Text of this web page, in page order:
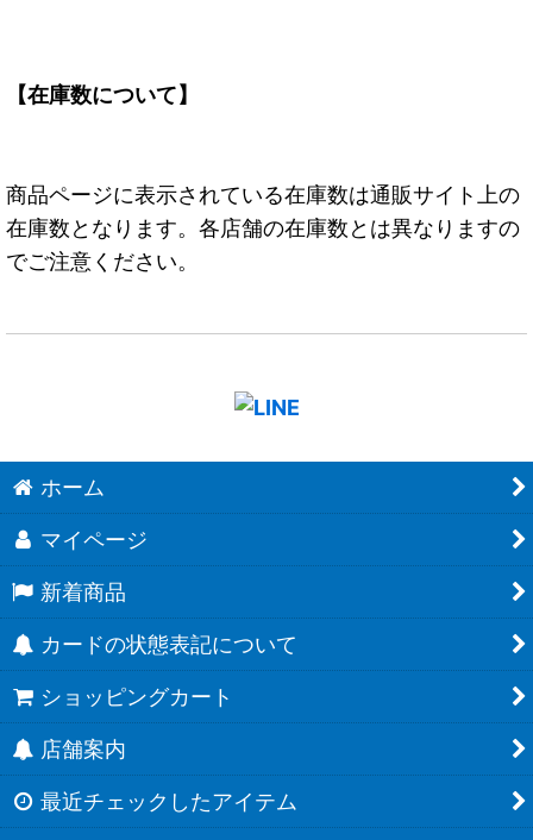
【在庫数について】
商品ページに表示されている在庫数は通販サイト上の
在庫数となります。各店舗の在庫数とは異なりますの
でご注意ください。
ホーム
マイページ
新着商品
カードの状態表記について
ショッピングカート
店舗案内
最近チェックしたアイテム